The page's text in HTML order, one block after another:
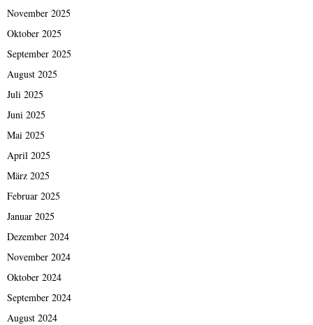
November 2025
Oktober 2025
September 2025
August 2025
Juli 2025
Juni 2025
Mai 2025
April 2025
März 2025
Februar 2025
Januar 2025
Dezember 2024
November 2024
Oktober 2024
September 2024
August 2024